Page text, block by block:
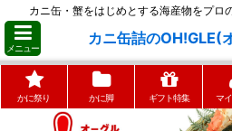
カニ缶・蟹をはじめとする海産物をプロ
メニュー
カニ缶詰のOH!GLE(
かに祭り かに脚 ギフト特集 マ